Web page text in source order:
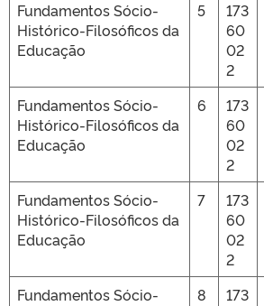
Fundamentos Sócio-
Histórico-Filosóficos da
Educação
5
173
60
02
2
Fundamentos Sócio-
Histórico-Filosóficos da
Educação
6
173
60
02
2
Fundamentos Sócio-
Histórico-Filosóficos da
Educação
7
173
60
02
2
Fundamentos Sócio-
8
173